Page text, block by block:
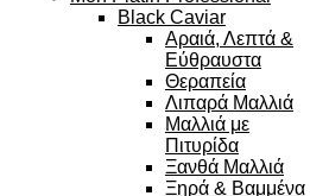
Black Caviar
Αραιά, Λεπτά &
Εύθραυστα
Θεραπεία
Λιπαρά Μαλλιά
Μαλλιά με
Πιτυρίδα
Ξανθά Μαλλιά
Ξηρά & Βαμμένα